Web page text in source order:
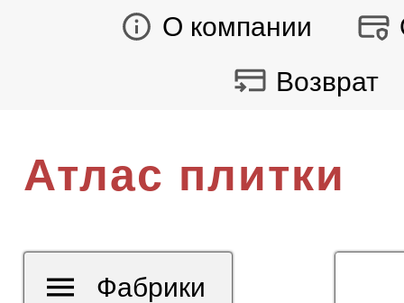
О компании
Возврат
Атлас плитки
Фабрики